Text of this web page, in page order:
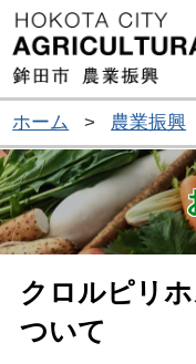
ホーム > 農業振興
クロルピリ
ついて